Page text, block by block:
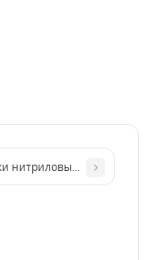
(Перчатки
нитриловые чёрные